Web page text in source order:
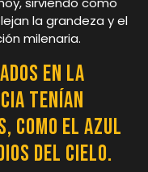
la grandeza y el
milenaria.
en la
tenían
como el azul
del cielo.